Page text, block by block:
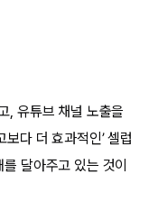
, 유튜브 채널 노출을
다 더 효과적인’ 셀럽
달아주고 있는 것이